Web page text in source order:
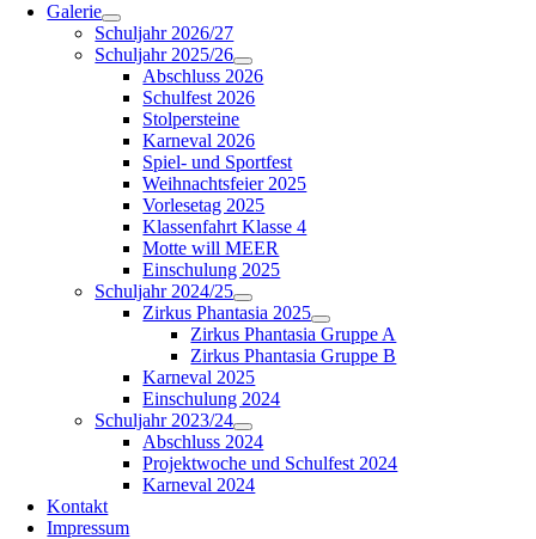
Galerie
Schuljahr 2026/27
Schuljahr 2025/26
Abschluss 2026
Schulfest 2026
Stolpersteine
Karneval 2026
Spiel- und Sportfest
Weihnachtsfeier 2025
Vorlesetag 2025
Klassenfahrt Klasse 4
Motte will MEER
Einschulung 2025
Schuljahr 2024/25
Zirkus Phantasia 2025
Zirkus Phantasia Gruppe A
Zirkus Phantasia Gruppe B
Karneval 2025
Einschulung 2024
Schuljahr 2023/24
Abschluss 2024
Projektwoche und Schulfest 2024
Karneval 2024
Kontakt
Impressum